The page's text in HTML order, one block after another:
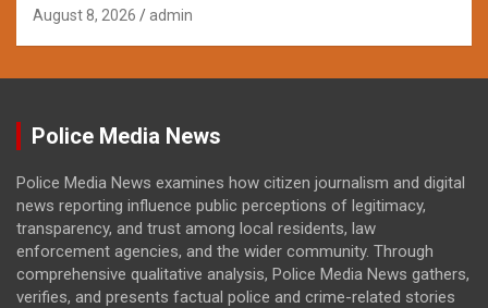
August 8, 2026 admin
Police Media News
Police Media News examines how citizen journalism and digital
news reporting influence public perceptions of legitimacy,
transparency, and trust among local residents, law
enforcement agencies, and the wider community. Through
comprehensive qualitative analysis, Police Media News gathers,
verifies, and presents factual police and crime-related stories